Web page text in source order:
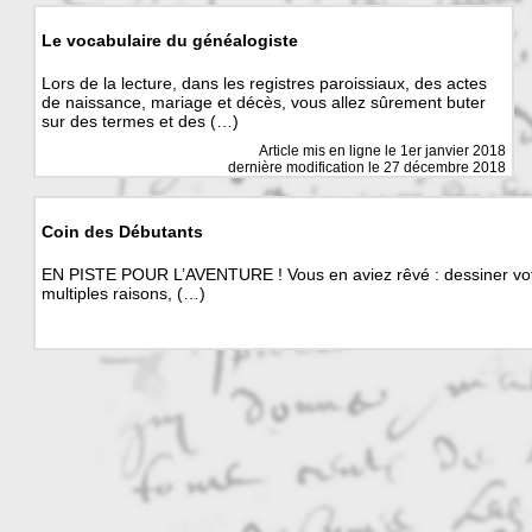
Le vocabulaire du généalogiste
Lors de la lecture, dans les registres paroissiaux, des actes
de naissance, mariage et décès, vous allez sûrement buter
sur des termes et des (…)
Article mis en ligne le 1er janvier 2018
dernière modification le 27 décembre 2018
Coin des Débutants
EN PISTE POUR L’AVENTURE ! Vous en aviez rêvé :
multiples raisons, (…)